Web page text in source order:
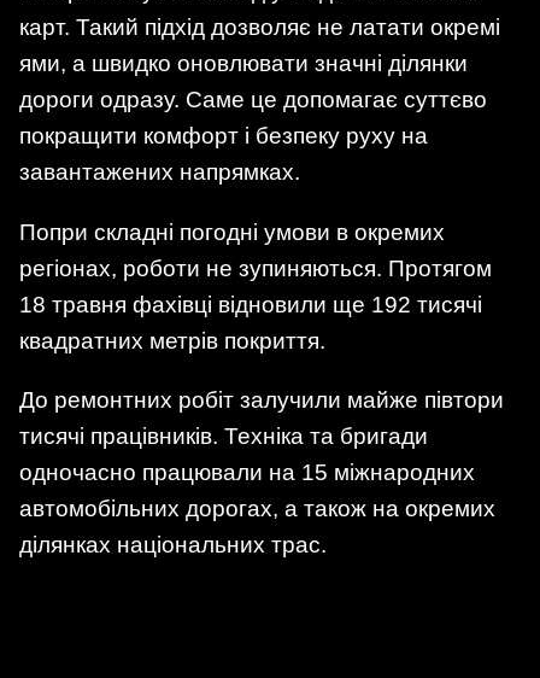
карт. Такий підхід дозволяє не латати окремі
ями, а швидко оновлювати значні ділянки
дороги одразу. Саме це допомагає суттєво
покращити комфорт і безпеку руху на
завантажених напрямках.
Попри складні погодні умови в окремих
регіонах, роботи не зупиняються. Протягом
18 травня фахівці відновили ще 192 тисячі
квадратних метрів покриття.
До ремонтних робіт залучили майже півтори
тисячі працівників. Техніка та бригади
одночасно працювали на 15 міжнародних
автомобільних дорогах, а також на окремих
ділянках національних трас.